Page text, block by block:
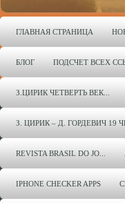
ГЛАВНАЯ СТРАНИЦА
БЛОГ ПОДСЧЕТ ВСЕХ
З.ЦИРИК ЧЕТВЕРТЬ ВЕК...
З. ЦИРИК – Д. ГОРДЕВИЧ 19
REVISTA BRASIL DO JO...
IPHONE CHECKER APPS